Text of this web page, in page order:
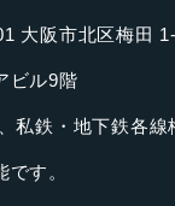
大阪市北区梅田
ビル9階
私鉄・地下鉄各線
です。